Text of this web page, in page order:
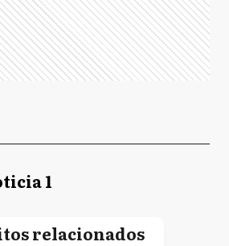
1
relacionados